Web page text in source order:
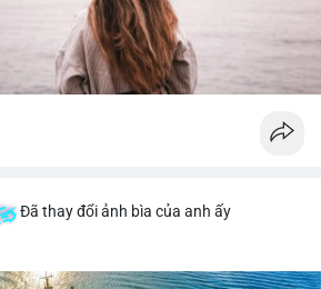
Đã thay đổi ảnh bìa của anh ấy